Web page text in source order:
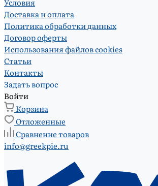
Доставка и оплата
Политика обработки данных
Договор оферты
Использования файлов cookies
Статьи
Контакты
Задать вопрос
Войти
Корзина
Отложенные
Сравнение товаров
info@greekpie.ru